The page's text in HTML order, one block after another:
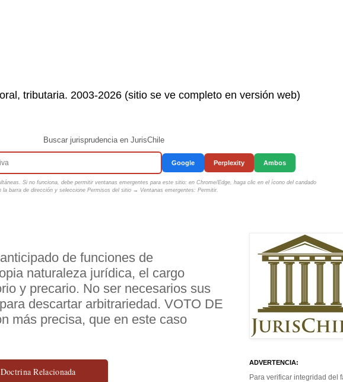
tributaria. 2003-2026 (sitio se ve completo en versión web)
Buscar jurisprudencia en JurisChile
Google Perplexity Ambos
Si no funciona, debe permitir ventanas emergentes para este sitio: en Chrome/Edge, haga clic en el ícono del candado
la barra de dirección y seleccione Permisos del sitio → Ventanas emergentes: Permitir.
de funciones de
naturaleza jurídica, el cargo
y precario. No ser necesarios sus
descartar arbitrariedad. VOTO DE
más precisa, que en este caso
Relacionada
ADVERTENCIA:
Para verificar integridad del